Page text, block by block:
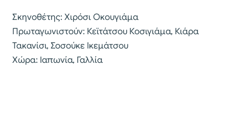
Σκηνοθέτης: Χιρόσι Οκουγιάμα
Πρωταγωνιστούν: Κεϊτάτσου Κοσιγιάμα, Κιάρα
Τακανίσι, Σοσούκε Ικεμάτσου
Χώρα: Ιαπωνία, Γαλλία